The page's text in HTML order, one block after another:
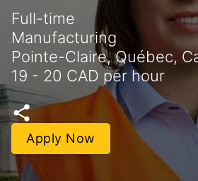
Full-time
Manufacturing
Pointe-Claire, Québec,
19 - 20 CAD per hour
Apply Now